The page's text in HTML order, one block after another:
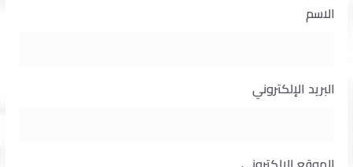
الاسم
البريد الإلكتروني